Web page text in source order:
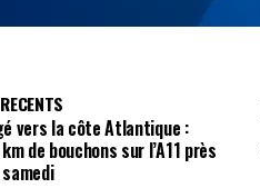
vers la côte Atlantique :
de bouchons sur l’A11 près